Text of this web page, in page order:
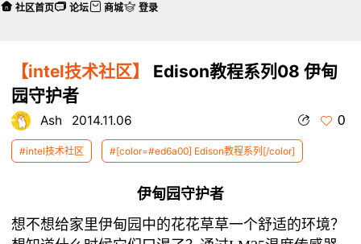
【intel技术社区】
Edison教程系列08 伊甸
园守护者
Ash 2014.11.06 0
#intel技术社区 #[color=#ed6a00] Edison教程系列[/color]
伊甸园守护者
想不想给家里伊甸园中的花花草草一个舒适的环境？
社区首页 论坛 商城 登录